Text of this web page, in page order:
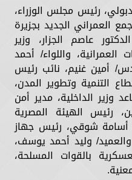
رئيس مجلس الوزراء،
العمراني الجديد بجزيرة
عاصم الجزار، وزير
العمرانية، واللواء/ أحمد
أمين غنيم، نائب رئيس
التنمية وتطوير المدن،
وزير الداخلية، مدير أمن
رئيس الهيئة المصرية
أسامة شوقي، رئيس جهاز
والعميد/ وليد أحمد يوسف،
بالقوات المسلحة،